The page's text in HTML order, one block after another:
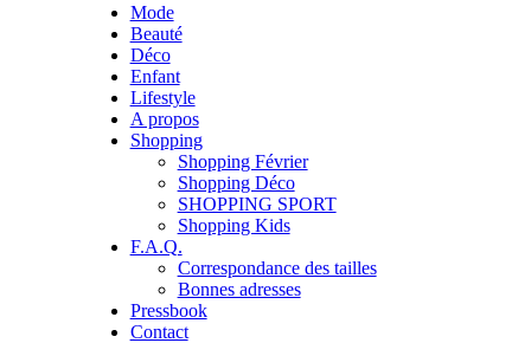
Mode
Beauté
Déco
Enfant
Lifestyle
A propos
Shopping
Shopping Février
Shopping Déco
SHOPPING SPORT
Shopping Kids
F.A.Q.
Correspondance des tailles
Bonnes adresses
Pressbook
Contact